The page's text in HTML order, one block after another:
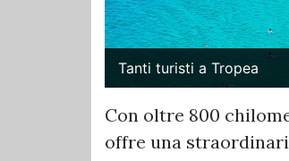
Tanti turisti a Tropea
Con oltre 800
offre una